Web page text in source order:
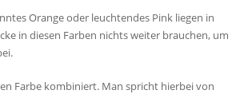
Orange oder leuchtendes Pink liegen in
in diesen Farben nichts weiter brauchen, um
Farbe kombiniert. Man spricht hierbei von